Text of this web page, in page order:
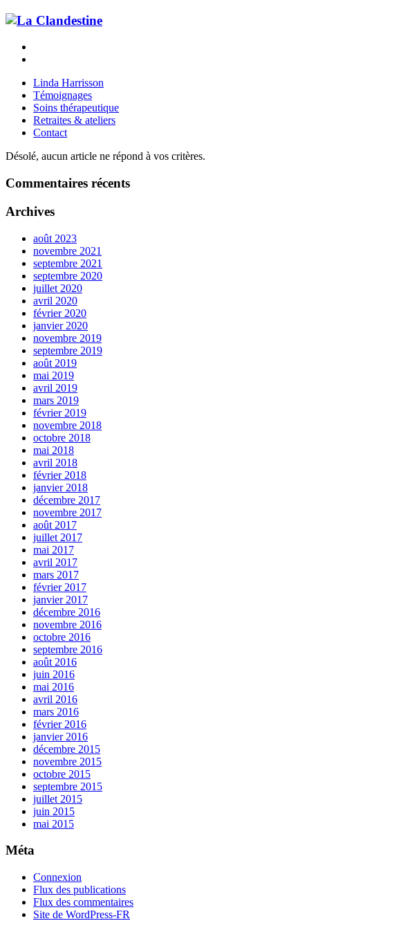
Linda Harrisson
Témoignages
Soins thérapeutique
Retraites & ateliers
Contact
Désolé, aucun article ne répond à vos critères.
Commentaires récents
Archives
août 2023
novembre 2021
septembre 2021
septembre 2020
juillet 2020
avril 2020
février 2020
janvier 2020
novembre 2019
septembre 2019
août 2019
mai 2019
avril 2019
mars 2019
février 2019
novembre 2018
octobre 2018
mai 2018
avril 2018
février 2018
janvier 2018
décembre 2017
novembre 2017
août 2017
juillet 2017
mai 2017
avril 2017
mars 2017
février 2017
janvier 2017
décembre 2016
novembre 2016
octobre 2016
septembre 2016
août 2016
juin 2016
mai 2016
avril 2016
mars 2016
février 2016
janvier 2016
décembre 2015
novembre 2015
octobre 2015
septembre 2015
juillet 2015
juin 2015
mai 2015
Méta
Connexion
Flux des publications
Flux des commentaires
Site de WordPress-FR